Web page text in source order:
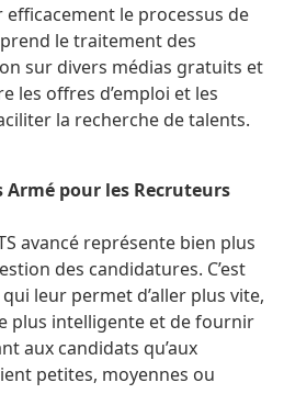
le processus de
le traitement des
sur divers médias gratuits et
les offres d’emploi et les
la recherche de talents.
Armé pour les Recruteurs
avancé représente bien plus
des candidatures. C’est
leur permet d’aller plus vite,
plus intelligente et de fournir
aux candidats qu’aux
petites, moyennes ou